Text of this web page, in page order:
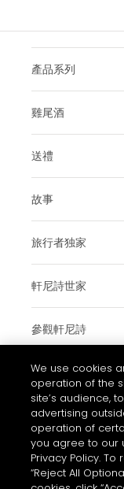
產品系列
雞尾酒
送禮
故事
旅行者独家
軒尼詩世家
參觀軒尼詩
使用條款與細則
常見問題
私隱和COOKIES政策
聯絡我們
We use cookies
operation of the
site’s audience,
advertising
operation of
you agree to our
Privacy Policy.
“Reject All